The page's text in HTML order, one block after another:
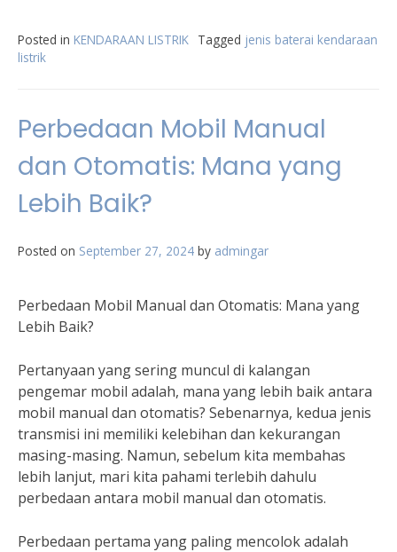
Posted in KENDARAAN LISTRIK Tagged jenis baterai kendaraan
listrik
Perbedaan Mobil Manual
dan Otomatis: Mana yang
Lebih Baik?
Posted on September 27, 2024 by admingar
Perbedaan Mobil Manual dan Otomatis: Mana yang
Lebih Baik?
Pertanyaan yang sering muncul di kalangan
pengemar mobil adalah, mana yang lebih baik antara
mobil manual dan otomatis? Sebenarnya, kedua jenis
transmisi ini memiliki kelebihan dan kekurangan
masing-masing. Namun, sebelum kita membahas
lebih lanjut, mari kita pahami terlebih dahulu
perbedaan antara mobil manual dan otomatis.
Perbedaan pertama yang paling mencolok adalah